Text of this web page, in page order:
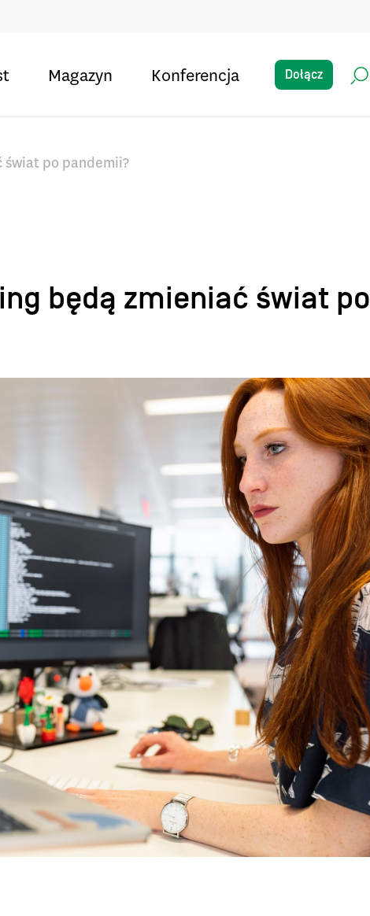
Magazyn Konferencja Dołącz
świat po pandemii?
będą zmieniać świat po